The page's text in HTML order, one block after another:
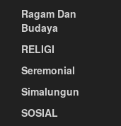
Ragam Dan
Budaya
RELIGI
Seremonial
Simalungun
SOSIAL